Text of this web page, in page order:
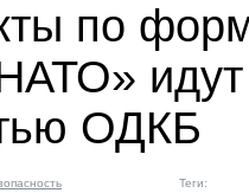
по
ОДКБ
Теги: